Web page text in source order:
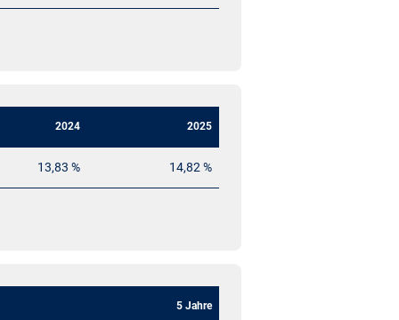
2024 2025
13,83 % 14,82 %
5 Jahre